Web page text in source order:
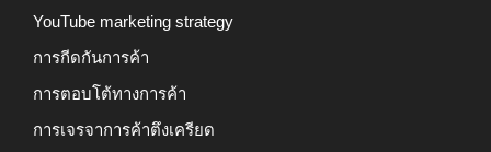
YouTube marketing strategy
การกีดกันการค้า
การตอบโต้ทางการค้า
การเจรจาการค้าตึงเครียด